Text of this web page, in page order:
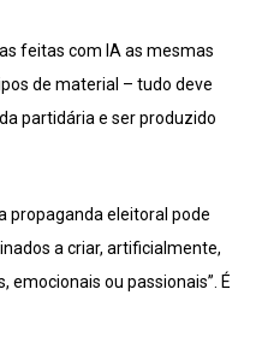
feitas com IA as mesmas
de material – tudo deve
partidária e ser produzido
propaganda eleitoral pode
a criar, artificialmente,
emocionais ou passionais”. É